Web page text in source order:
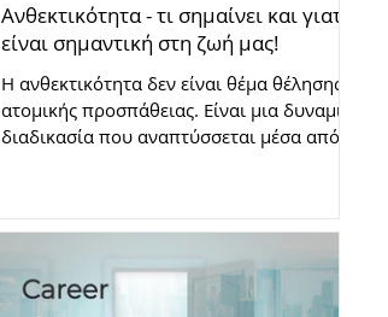
Ανθεκτικότητα - τι σημαίνει και γιατί
είναι σημαντική στη ζωή μας!
Η ανθεκτικότητα δεν είναι θέμα θέλησης ή
ατομικής προσπάθειας. Είναι μια δυναμική
διαδικασία που αναπτύσσεται μέσα από τις